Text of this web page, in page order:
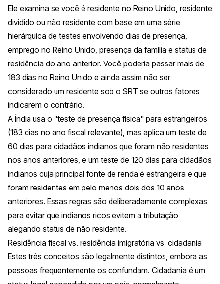
Ele examina se você é residente no Reino Unido, residente
dividido ou não residente com base em uma série
hierárquica de testes envolvendo dias de presença,
emprego no Reino Unido, presença da família e status de
residência do ano anterior. Você poderia passar mais de
183 dias no Reino Unido e ainda assim não ser
considerado um residente sob o SRT se outros fatores
indicarem o contrário.
A Índia usa o "teste de presença física" para estrangeiros
(183 dias no ano fiscal relevante), mas aplica um teste de
60 dias para cidadãos indianos que foram não residentes
nos anos anteriores, e um teste de 120 dias para cidadãos
indianos cuja principal fonte de renda é estrangeira e que
foram residentes em pelo menos dois dos 10 anos
anteriores. Essas regras são deliberadamente complexas
para evitar que indianos ricos evitem a tributação
alegando status de não residente.
Residência fiscal vs. residência imigratória vs. cidadania
Estes três conceitos são legalmente distintos, embora as
pessoas frequentemente os confundam. Cidadania é um